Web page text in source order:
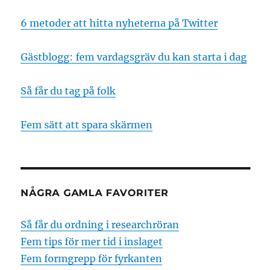
6 metoder att hitta nyheterna på Twitter
Gästblogg: fem vardagsgräv du kan starta i dag
Så får du tag på folk
Fem sätt att spara skärmen
NÅGRA GAMLA FAVORITER
Så får du ordning i researchröran
Fem tips för mer tid i inslaget
Fem formgrepp för fyrkanten